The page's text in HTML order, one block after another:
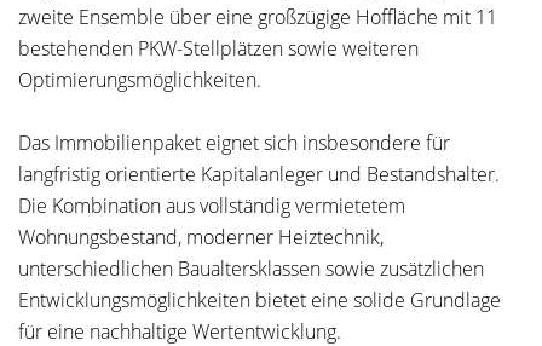
zweite Ensemble über eine großzügige Hoffläche mit 11
bestehenden PKW-Stellplätzen sowie weiteren
Optimierungsmöglichkeiten.
Das Immobilienpaket eignet sich insbesondere für
langfristig orientierte Kapitalanleger und Bestandshalter.
Die Kombination aus vollständig vermietetem
Wohnungsbestand, moderner Heiztechnik,
unterschiedlichen Baualtersklassen sowie zusätzlichen
Entwicklungsmöglichkeiten bietet eine solide Grundlage
für eine nachhaltige Wertentwicklung.